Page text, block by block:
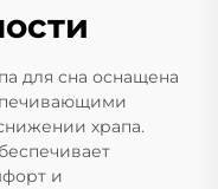
для сна оснащена
храпа.
и